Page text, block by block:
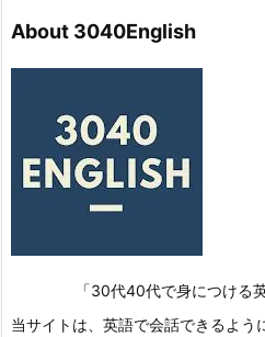
About 3040English
「30代40代で身につける
当サイトは、英語で会話できるよう